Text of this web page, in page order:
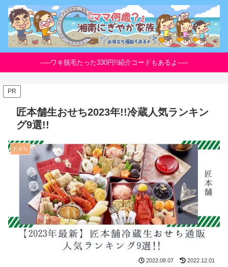
-----ワキ脱毛たった330円!!紹介コードもあるよ-----
PR
匠本舗生おせち2023年!!冷蔵人気ランキン
グ9選!!
おせち
2022.08.07 2022.12.01